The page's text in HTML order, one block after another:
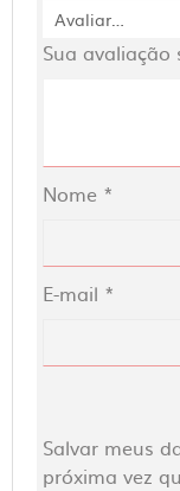
Sua
Nome *
E-mail *
Salvar meus
próxima vez